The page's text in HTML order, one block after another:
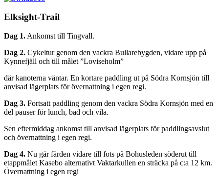
Elksight-Trail
Dag 1. Ankomst till Tingvall.
Dag 2. Cykeltur genom den vackra Bullarebygden, vidare upp på
Kynnefjäll och till målet ”Loviseholm”
där kanoterna väntar. En kortare paddling ut på Södra Kornsjön till
anvisad lägerplats för övernattning i egen regi.
Dag 3. Fortsatt paddling genom den vackra Södra Kornsjön med en
del pauser för lunch, bad och vila.
Sen eftermiddag ankomst till anvisad lägerplats för paddlingsavslut
och övernattning i egen regi.
Dag 4. Nu går färden vidare till fots på Bohusleden söderut till
etappmålet Kasebo alternativt Vaktarkullen en sträcka på c:a 12 km.
Övernattning i egen regi